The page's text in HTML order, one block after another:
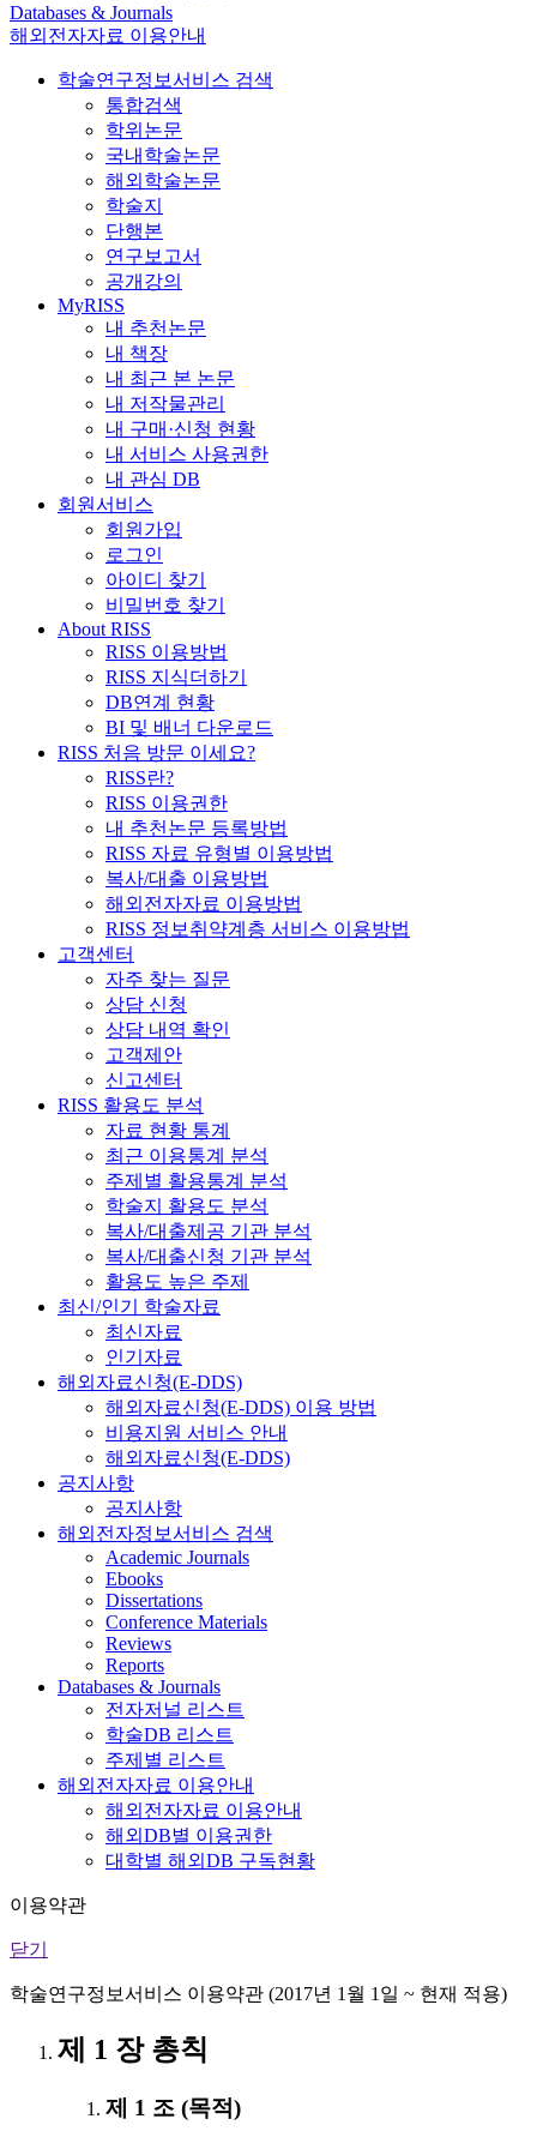
Databases & Journals
해외전자자료 이용안내
학술연구정보서비스 검색
통합검색
학위논문
국내학술논문
해외학술논문
학술지
단행본
연구보고서
공개강의
MyRISS
내 추천논문
내 책장
내 최근 본 논문
내 저작물관리
내 구매·신청 현황
내 서비스 사용권한
내 관심 DB
회원서비스
회원가입
로그인
아이디 찾기
비밀번호 찾기
About RISS
RISS 이용방법
RISS 지식더하기
DB연계 현황
BI 및 배너 다운로드
RISS 처음 방문 이세요?
RISS란?
RISS 이용권한
내 추천논문 등록방법
RISS 자료 유형별 이용방법
복사/대출 이용방법
해외전자자료 이용방법
RISS 정보취약계층 서비스 이용방법
고객센터
자주 찾는 질문
상담 신청
상담 내역 확인
고객제안
신고센터
RISS 활용도 분석
자료 현황 통계
최근 이용통계 분석
주제별 활용통계 분석
학술지 활용도 분석
복사/대출제공 기관 분석
복사/대출신청 기관 분석
활용도 높은 주제
최신/인기 학술자료
최신자료
인기자료
해외자료신청(E-DDS)
해외자료신청(E-DDS) 이용 방법
비용지원 서비스 안내
해외자료신청(E-DDS)
공지사항
공지사항
해외전자정보서비스 검색
Academic Journals
Ebooks
Dissertations
Conference Materials
Reviews
Reports
Databases & Journals
전자저널 리스트
학술DB 리스트
주제별 리스트
해외전자자료 이용안내
해외전자자료 이용안내
해외DB별 이용권한
대학별 해외DB 구독현황
이용약관
닫기
학술연구정보서비스 이용약관 (2017년 1월 1일 ~ 현재 적용)
제 1 장 총칙
제 1 조 (목적)